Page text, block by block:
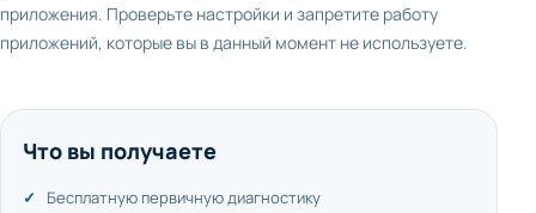
приложения. Проверьте настройки и запретите работу
приложений, которые вы в данный момент не используете.
Что вы получаете
Бесплатную первичную диагностику